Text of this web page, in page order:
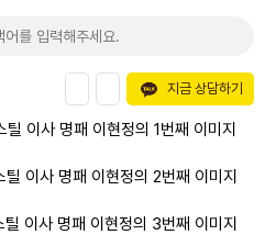
지금 상담하기